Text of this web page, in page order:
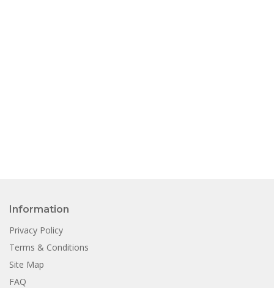
Information
Privacy Policy
Terms & Conditions
Site Map
FAQ